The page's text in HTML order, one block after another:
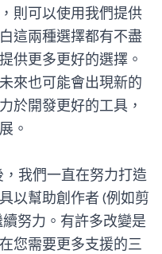
則可以使用我們提供
這兩種選擇都有不盡
供更多更好的選擇。
來也可能會出現新的
於開發更好的工具，
。
我們一直在努力打造
以幫助創作者 (例如剪
努力。有許多改變是
您需要更多支援的三